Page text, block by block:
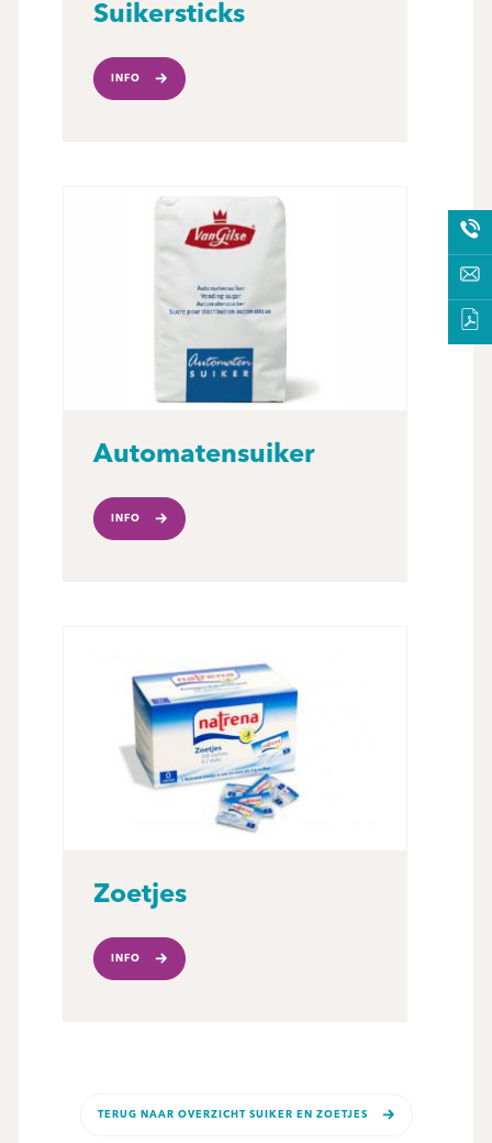
Suikersticks
INFO
Automatensuiker
INFO
Zoetjes
INFO
TERUG NAAR OVERZICHT SUIKER EN ZOETJES